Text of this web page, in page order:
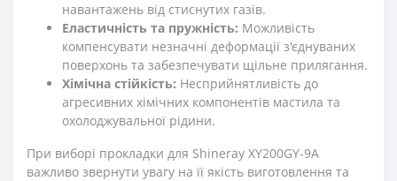
навантажень від стиснутих газів.
Еластичність та пружність: Можливість
компенсувати незначні деформації з'єднуваних
поверхонь та забезпечувати щільне прилягання.
Хімічна стійкість: Несприйнятливість до
агресивних хімічних компонентів мастила та
охолоджувальної рідини.
При виборі прокладки для Shineray XY200GY-9A
важливо звернути увагу на її якість виготовлення та